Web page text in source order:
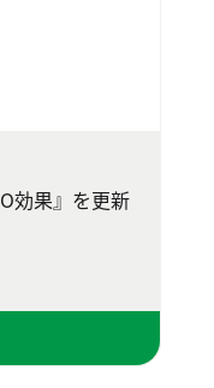
効果』を更新